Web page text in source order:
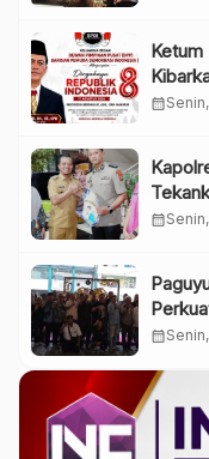
calendar_month
calendar_month
calendar_month